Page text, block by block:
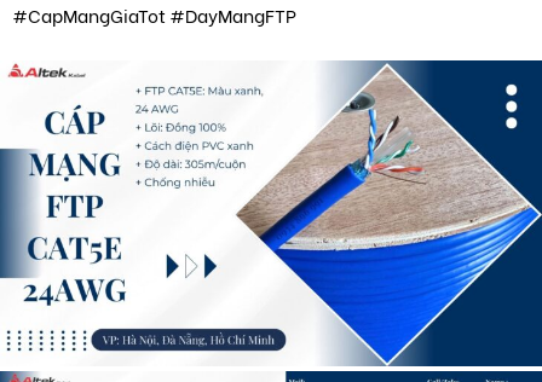
#CapMangGiaTot #DayMangFTP